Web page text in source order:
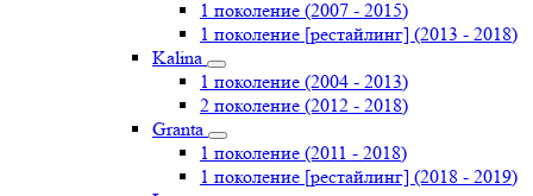
1 поколение (2007 - 2015)
1 поколение [рестайлинг] (2013 - 2018)
Kalina
1 поколение (2004 - 2013)
2 поколение (2012 - 2018)
Granta
1 поколение (2011 - 2018)
1 поколение [рестайлинг] (2018 - 2019)